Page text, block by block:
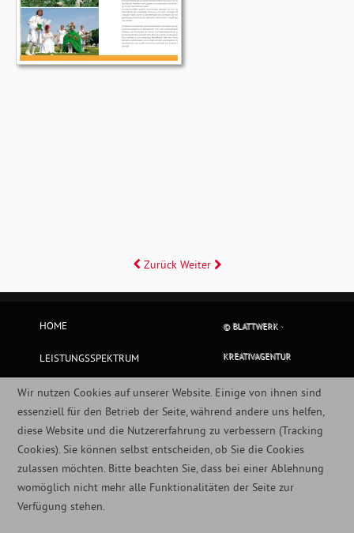
Zurück Weiter
HOME
LEISTUNGSSPEKTRUM
BLATTWERKER
IMPRESSUM
DATENSCHUTZERKLÄRUNG
© BLATTWERK ·
KREATIVAGENTUR
Wir nutzen Cookies auf unserer Website. Einige von ihnen sind
essenziell für den Betrieb der Seite, während andere uns helfen,
diese Website und die Nutzererfahrung zu verbessern (Tracking
Cookies). Sie können selbst entscheiden, ob Sie die Cookies
zulassen möchten. Bitte beachten Sie, dass bei einer Ablehnung
womöglich nicht mehr alle Funktionalitäten der Seite zur
Verfügung stehen.